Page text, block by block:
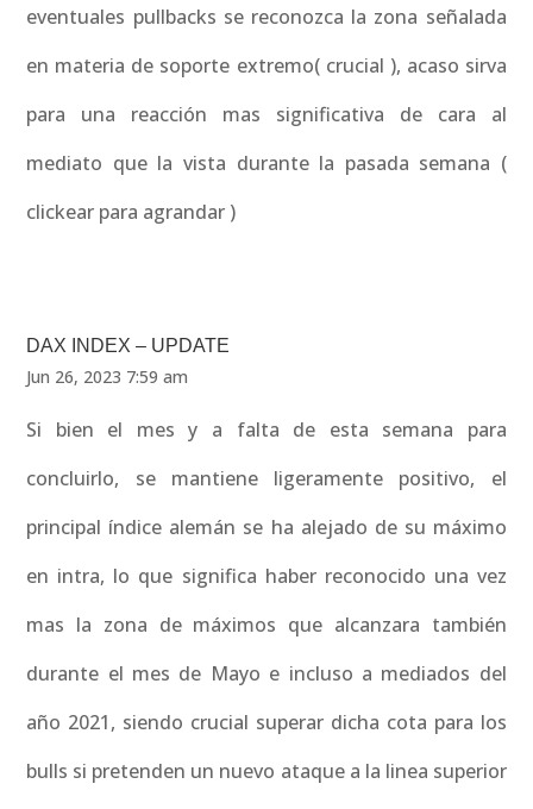
eventuales pullbacks se reconozca la zona señalada
en materia de soporte extremo( crucial ), acaso sirva
para una reacción mas significativa de cara al
mediato que la vista durante la pasada semana (
clickear para agrandar )
DAX INDEX – UPDATE
Jun 26, 2023 7:59 am
Si bien el mes y a falta de esta semana para
concluirlo, se mantiene ligeramente positivo, el
principal índice alemán se ha alejado de su máximo
en intra, lo que significa haber reconocido una vez
mas la zona de máximos que alcanzara también
durante el mes de Mayo e incluso a mediados del
año 2021, siendo crucial superar dicha cota para los
bulls si pretenden un nuevo ataque a la linea superior